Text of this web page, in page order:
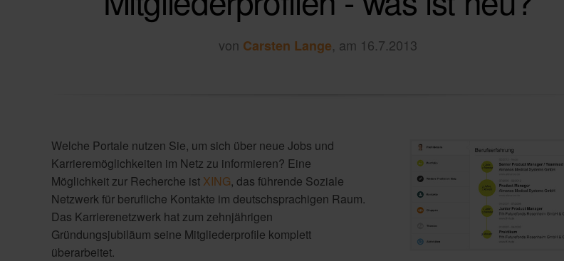
von Carsten Lange, am 16.7.2013
Welche Portale nutzen Sie, um sich über neue Jobs und
Karrieremöglichkeiten im Netz zu informieren? Eine
Möglichkeit zur Recherche ist XING, das führende Soziale
Netzwerk für berufliche Kontakte im deutschsprachigen Raum.
Das Karrierenetzwerk hat zum zehnjährigen
Gründungsjubiläum seine Mitgliederprofile komplett
überarbeitet.